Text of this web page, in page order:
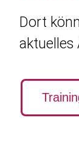
Dort
aktuelles